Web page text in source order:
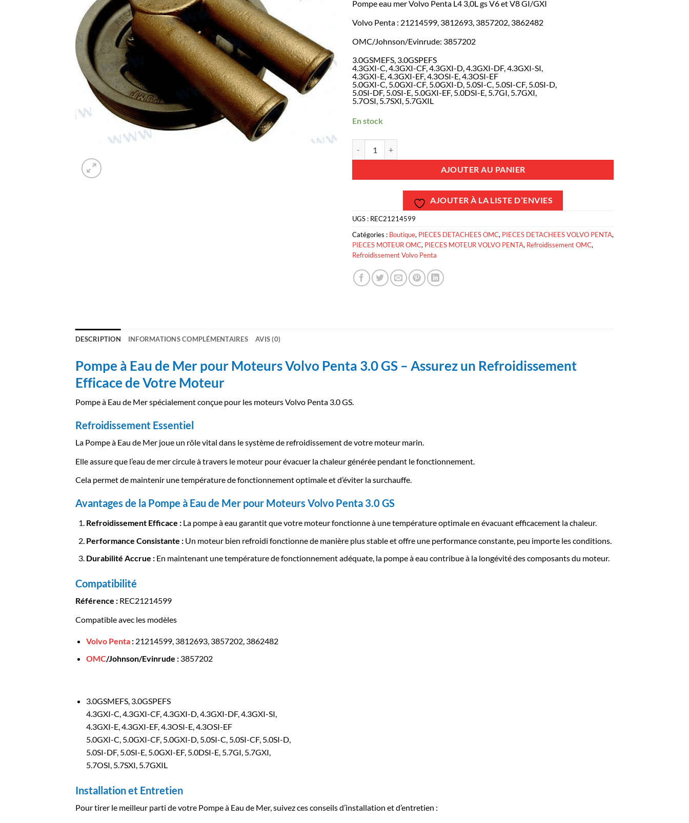
Pompe eau mer Volvo Penta L4 3,0L gs V6 et V8 GI/GXI
Volvo Penta : 21214599, 3812693, 3857202, 3862482
OMC/Johnson/Evinrude: 3857202
3.0GSMEFS, 3.0GSPEFS
4.3GXI-C, 4.3GXI-CF, 4.3GXI-D, 4.3GXI-DF, 4.3GXI-SI,
4.3GXI-E, 4.3GXI-EF, 4.3OSI-E, 4.3OSI-EF
5.0GXI-C, 5.0GXI-CF, 5.0GXI-D, 5.0SI-C, 5.0SI-CF, 5.0SI-D,
5.0SI-DF, 5.0SI-E, 5.0GXI-EF, 5.0DSI-E, 5.7GI, 5.7GXI,
5.7OSI, 5.7SXI, 5.7GXIL
En stock
AJOUTER AU PANIER
AJOUTER À LA LISTE D’ENVIES
UGS : REC21214599
Catégories : Boutique, PIECES DETACHEES OMC, PIECES DETACHEES VOLVO PENTA,
PIECES MOTEUR OMC, PIECES MOTEUR VOLVO PENTA, Refroidissement OMC,
Refroidissement Volvo Penta
DESCRIPTION INFORMATIONS COMPLÉMENTAIRES AVIS (0)
Pompe à Eau de Mer pour Moteurs Volvo Penta 3.0 GS – Assurez un Refroidissement
Efficace de Votre Moteur
Pompe à Eau de Mer spécialement conçue pour les moteurs Volvo Penta 3.0 GS.
Refroidissement Essentiel
La Pompe à Eau de Mer joue un rôle vital dans le système de refroidissement de votre moteur marin.
Elle assure que l’eau de mer circule à travers le moteur pour évacuer la chaleur générée pendant le fonctionnement.
Cela permet de maintenir une température de fonctionnement optimale et d’éviter la surchauffe.
Avantages de la Pompe à Eau de Mer pour Moteurs Volvo Penta 3.0 GS
Refroidissement Efficace :La pompe à eau garantit que votre moteur fonctionne à une température optimale en évacuant efficacement la chaleur.
Performance Consistante :Un moteur bien refroidi fonctionne de manière plus stable et offre une performance constante, peu importe les conditions.
Durabilité Accrue :En maintenant une température de fonctionnement adéquate, la pompe à eau contribue à la longévité des composants du moteur.
Compatibilité
Référence : REC21214599
Compatible avec les modèles
Volvo Penta:21214599, 3812693, 3857202, 3862482
OMC/Johnson/Evinrude :3857202
3.0GSMEFS, 3.0GSPEFS
4.3GXI-C, 4.3GXI-CF, 4.3GXI-D, 4.3GXI-DF, 4.3GXI-SI,
4.3GXI-E, 4.3GXI-EF, 4.3OSI-E, 4.3OSI-EF
5.0GXI-C, 5.0GXI-CF, 5.0GXI-D, 5.0SI-C, 5.0SI-CF, 5.0SI-D,
5.0SI-DF, 5.0SI-E, 5.0GXI-EF, 5.0DSI-E, 5.7GI, 5.7GXI,
5.7OSI, 5.7SXI, 5.7GXIL
Installation et Entretien
Pour tirer le meilleur parti de votre Pompe à Eau de Mer, suivez ces conseils d’installation et d’entretien :